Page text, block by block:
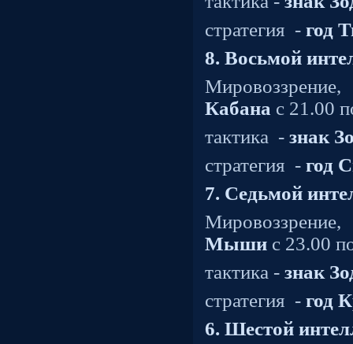
стратегия - год
8. Восьмой
Кабана с 21.00
тактика - знак
стратегия - год
7. Седьмой
Мыши с 23.00
тактика - знак
стратегия - год
6. Шестой